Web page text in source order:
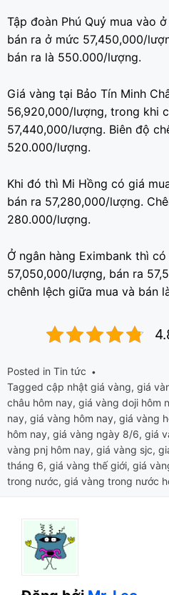
Tập đoàn Phú Quý mua vào
bán ra ở mức 57,450,000/
bán ra là 550.000/lượng.
Giá vàng tại Bảo Tín Minh
56,920,000/lượng, trong khi
57,440,000/lượng. Biên độ
520.000/lượng.
Khi đó thì Mi Hồng có giá
bán ra 57,280,000/lượng.
280.000/lượng.
Ở ngân hàng Eximbank thì
57,050,000/lượng, bán ra
chênh lệch giữa mua và bán
Posted in Tin tức
Tagged cập nhật giá vàng, giá
châu hôm nay, giá vàng doji hôm
nay, giá vàng hôm nay, giá vàng
hôm nay, giá vàng ngày 8/6, giá
vàng pnj hôm nay, giá vàng sjc,
tháng 6, giá vàng thế giới, giá
trong nước, giá vàng trong nước